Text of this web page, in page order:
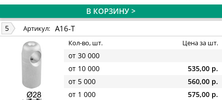
В КОРЗИНУ >
5 Артикул: A16-T
Кол-во, шт. Цена за шт.
от 30 000
от 10 000
535,00 р.
от 5 000
560,00 р.
от 1 000
575,00 р.